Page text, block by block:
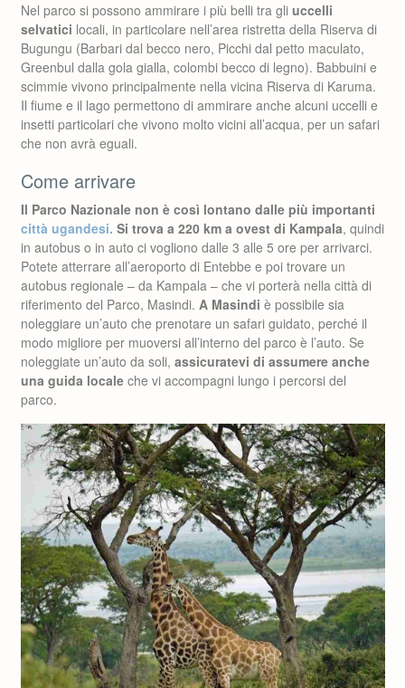
Nel parco si possono ammirare i più belli tra gli uccelli
selvatici locali, in particolare nell’area ristretta della Riserva di
Bugungu (Barbari dal becco nero, Picchi dal petto maculato,
Greenbul dalla gola gialla, colombi becco di legno). Babbuini e
scimmie vivono principalmente nella vicina Riserva di Karuma.
Il fiume e il lago permettono di ammirare anche alcuni uccelli e
insetti particolari che vivono molto vicini all’acqua, per un safari
che non avrà eguali.
Come arrivare
Il Parco Nazionale non è così lontano dalle più importanti
città ugandesi. Si trova a 220 km a ovest di Kampala, quindi
in autobus o in auto ci vogliono dalle 3 alle 5 ore per arrivarci.
Potete atterrare all’aeroporto di Entebbe e poi trovare un
autobus regionale – da Kampala – che vi porterà nella città di
riferimento del Parco, Masindi. A Masindi è possibile sia
noleggiare un’auto che prenotare un safari guidato, perché il
modo migliore per muoversi all’interno del parco è l’auto. Se
noleggiate un’auto da soli, assicuratevi di assumere anche
una guida locale che vi accompagni lungo i percorsi del
parco.